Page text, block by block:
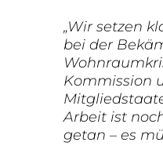
„Wir setzen
bei der
Kommission
Arbeit ist
getan – es